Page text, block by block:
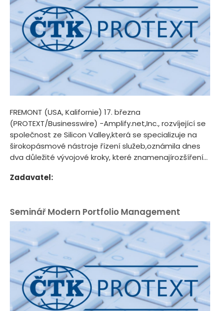
FREMONT (USA, Kalifornie) 17. března
(PROTEXT/Businesswire) -Amplify.net,Inc., rozvíjející se
společnost ze Silicon Valley,která se specializuje na
širokopásmové nástroje řízení služeb,oznámila dnes
dva důležité vývojové kroky, které znamenajírozšíření...
Zadavatel:
Seminář Modern Portfolio Management